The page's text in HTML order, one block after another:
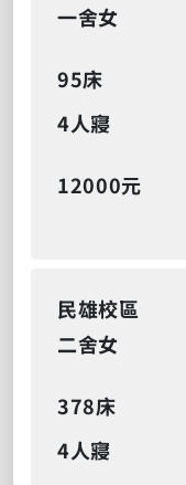
一舍女
95床
4人寢
12000元
民雄校區
二舍女
378床
4人寢